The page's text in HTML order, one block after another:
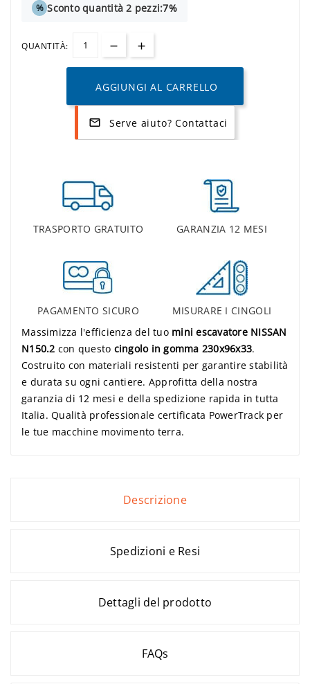
% Sconto quantità 2 pezzi:7%
QUANTITÀ:
AGGIUNGI AL CARRELLO
mail_outline Serve aiuto? Contattaci
TRASPORTO GRATUITO GARANZIA 12 MESI
PAGAMENTO SICURO
MISURARE I CINGOLI
Massimizza l'efficienza del tuo mini escavatore NISSAN
N150.2 con questo cingolo in gomma 230x96x33.
Costruito con materiali resistenti per garantire stabilità
e durata su ogni cantiere. Approfitta della nostra
garanzia di 12 mesi e della spedizione rapida in tutta
Italia. Qualità professionale certificata PowerTrack per
le tue macchine movimento terra.
Descrizione
Spedizioni e Resi
Dettagli del prodotto
FAQs